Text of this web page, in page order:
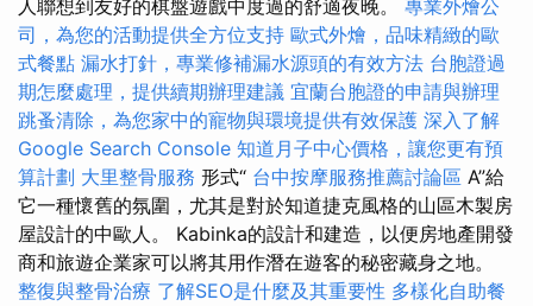
人聯想到友好的棋盤遊戲中度過的舒適夜晚。 專業外燴公
司，為您的活動提供全方位支持 歐式外燴，品味精緻的歐
式餐點 漏水打針，專業修補漏水源頭的有效方法 台胞證過
期怎麼處理，提供續期辦理建議 宜蘭台胞證的申請與辦理
跳蚤清除，為您家中的寵物與環境提供有效保護 深入了解
Google Search Console 知道月子中心價格，讓您更有預
算計劃 大里整骨服務 形式“ 台中按摩服務推薦討論區 A”給
它一種懷舊的氛圍，尤其是對於知道捷克風格的山區木製房
屋設計的中歐人。 Kabinka的設計和建造，以便房地產開發
商和旅遊企業家可以將其用作潛在遊客的秘密藏身之地。
整復與整骨治療 了解SEO是什麼及其重要性 多樣化自助餐